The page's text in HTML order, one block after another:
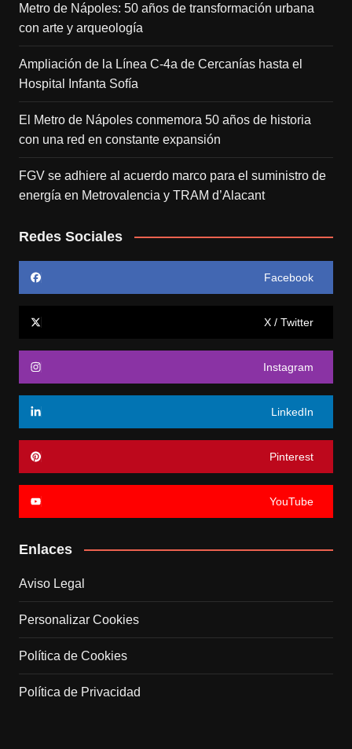
Metro de Nápoles: 50 años de transformación urbana
con arte y arqueología
Ampliación de la Línea C-4a de Cercanías hasta el
Hospital Infanta Sofía
El Metro de Nápoles conmemora 50 años de historia
con una red en constante expansión
FGV se adhiere al acuerdo marco para el suministro de
energía en Metrovalencia y TRAM d’Alacant
Redes Sociales
Facebook
X / Twitter
Instagram
LinkedIn
Pinterest
YouTube
Enlaces
Aviso Legal
Personalizar Cookies
Política de Cookies
Política de Privacidad